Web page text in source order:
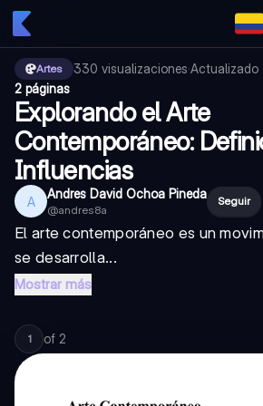
Artes 330 visualizaciones·Actualizado
2 páginas
Explorando el Arte
Contemporáneo:
Influencias
A Andres David Ochoa Pineda
@andres8a
Seguir
El arte contemporáneo es un
se desarrolla...
Mostrar más
1 of 2